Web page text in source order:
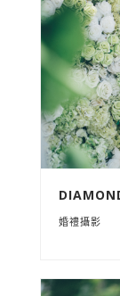
婚禮攝影